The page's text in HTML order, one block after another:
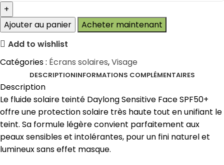
Ajouter au panier
Acheter maintenant
Add to wishlist
Catégories : Écrans solaires,Visage
DESCRIPTIONINFORMATIONS COMPLÉMENTAIRES
Description
Le fluide solaire teinté Daylong Sensitive Face SPF50+
offre une protection solaire très haute tout en unifiant le
teint. Sa formule légère convient parfaitement aux
peaux sensibles et intolérantes, pour un fini naturel et
lumineux sans effet masque.